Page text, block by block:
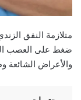
متلازمة النفق
ضغط على العصب
والأعراض الشائعة